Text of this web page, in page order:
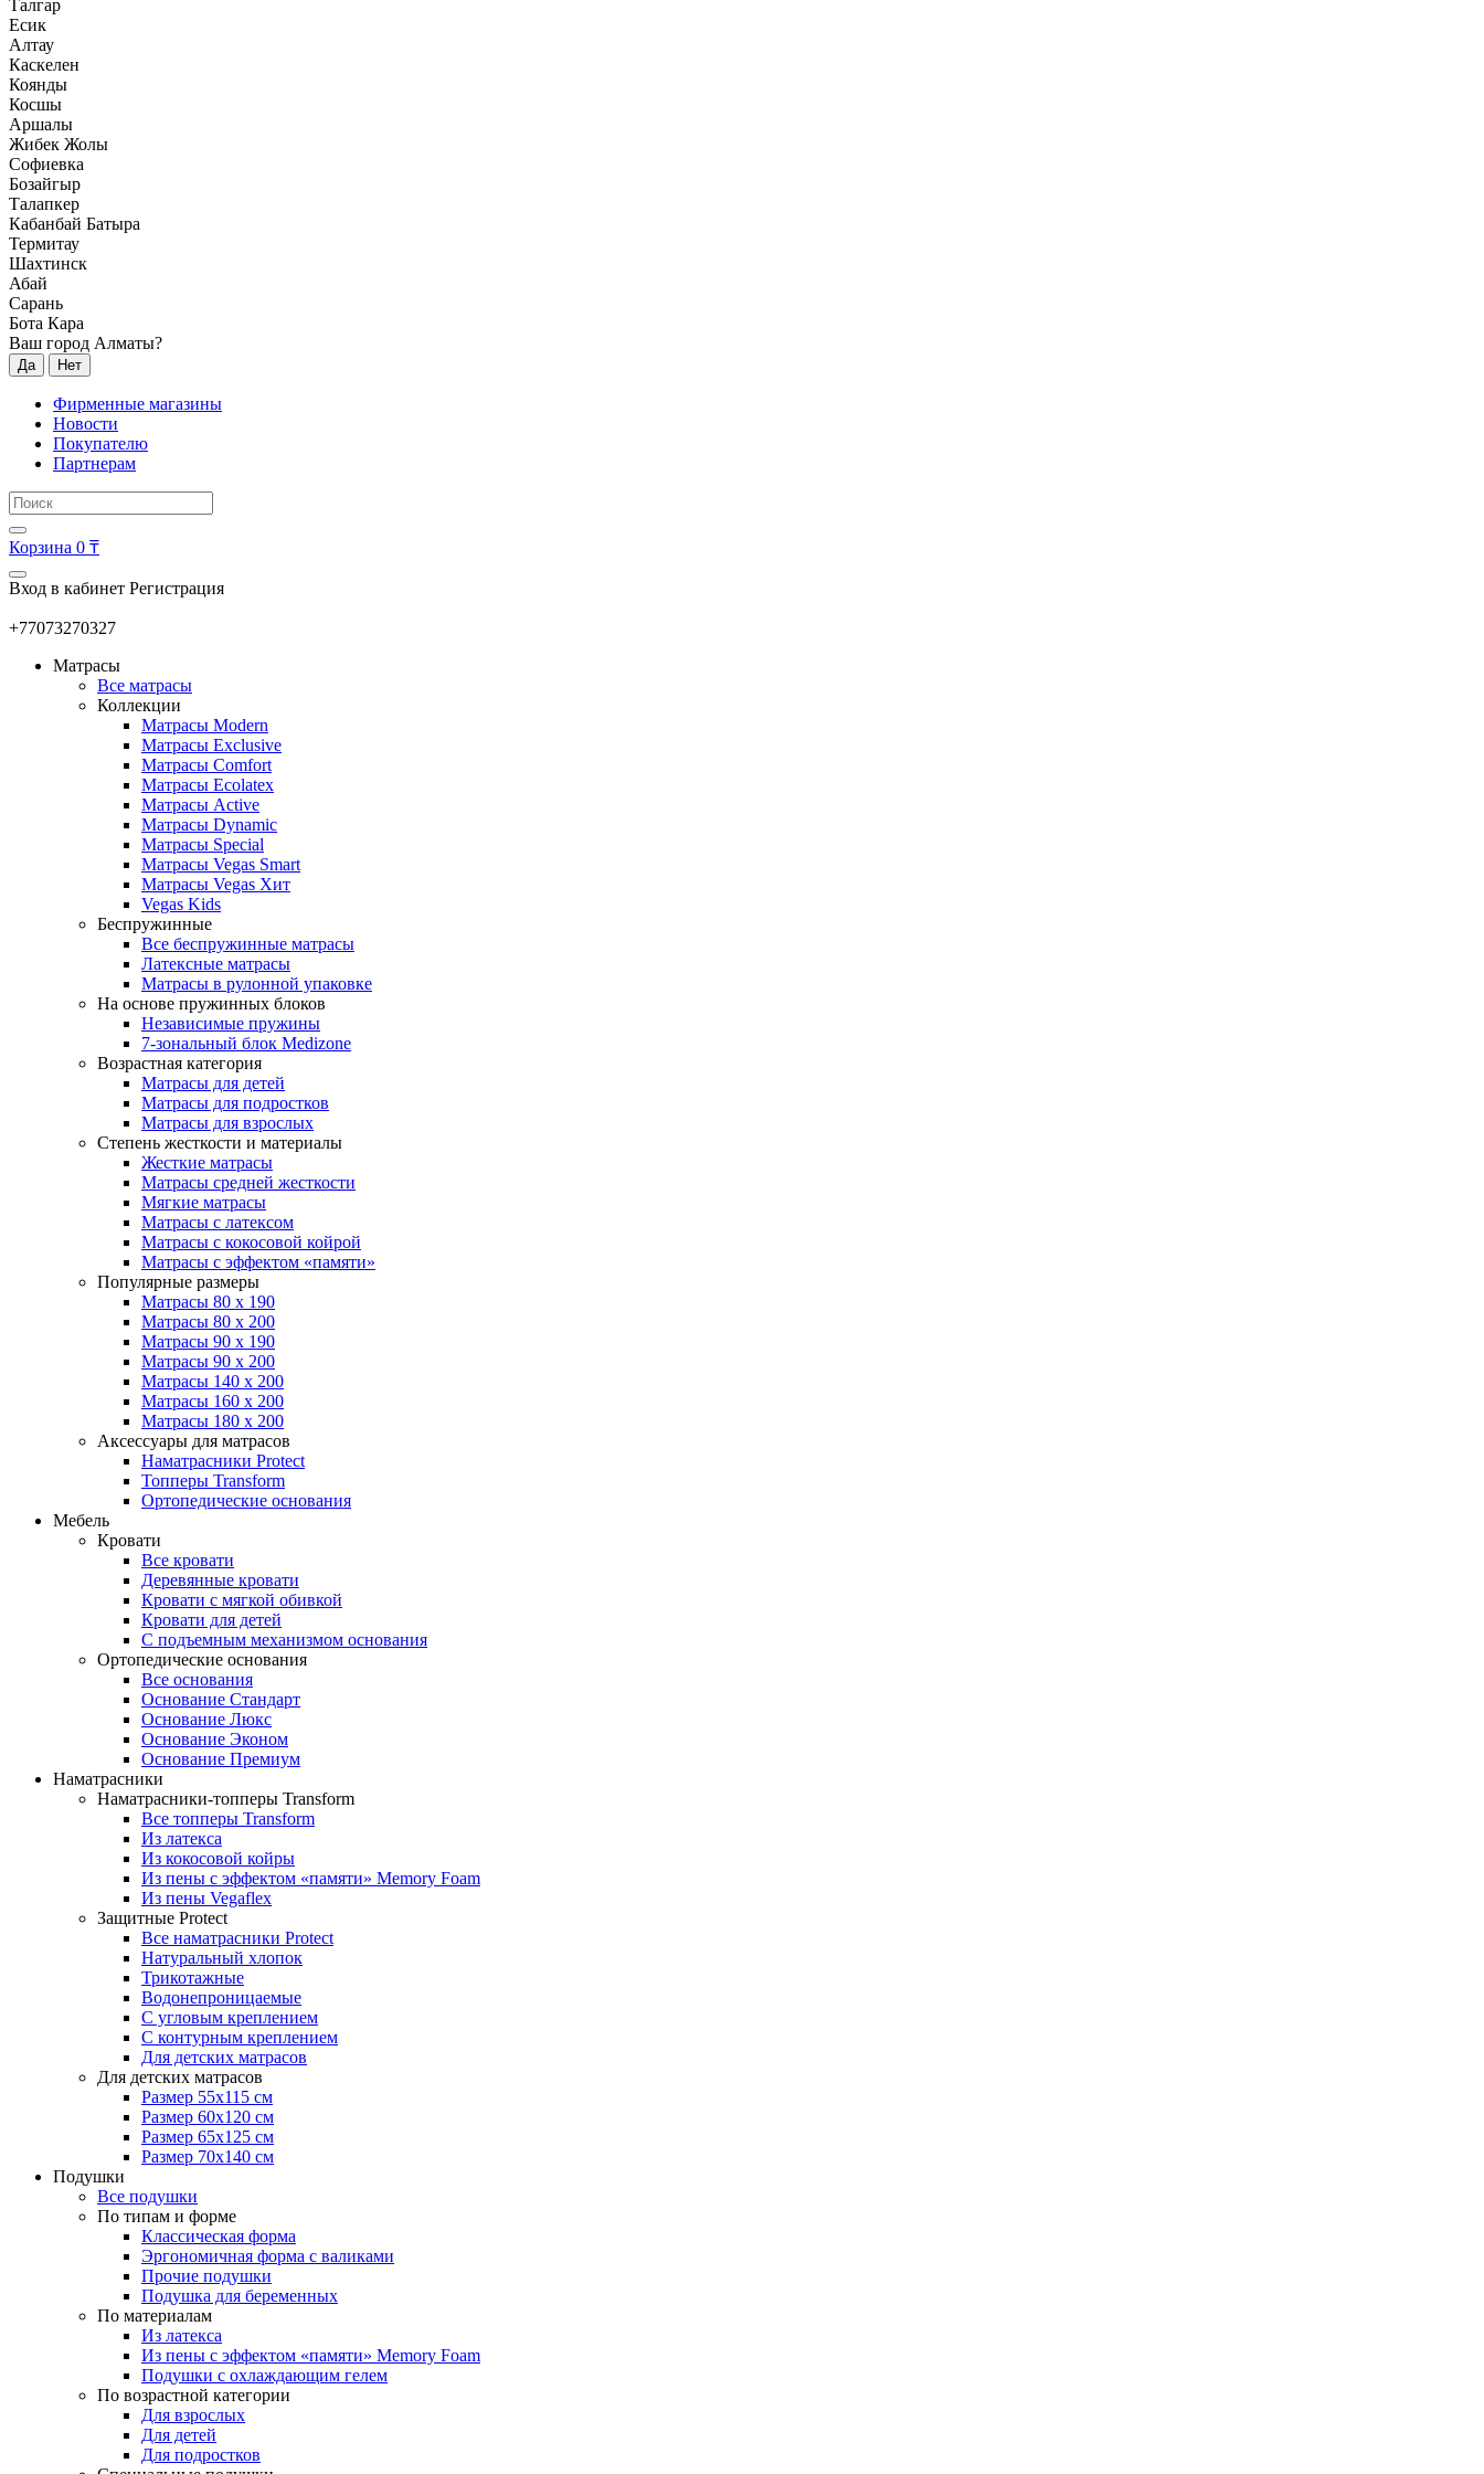
Талгар
Есик
Алтау
Каскелен
Коянды
Косшы
Аршалы
Жибек Жолы
Софиевка
Бозайгыр
Талапкер
Кабанбай Батыра
Термитау
Шахтинск
Абай
Сарань
Бота Кара
Ваш город Алматы?
Да Нет
Фирменные магазины
Новости
Покупателю
Партнерам
Корзина 0 ₸
Вход в кабинет Регистрация
+77073270327
Матрасы
Все матрасы
Коллекции
Матрасы Modern
Матрасы Exclusive
Матрасы Comfort
Матрасы Ecolatex
Матрасы Active
Матрасы Dynamic
Матрасы Special
Матрасы Vegas Smart
Матрасы Vegas Хит
Vegas Kids
Беспружинные
Все беспружинные матрасы
Латексные матрасы
Матрасы в рулонной упаковке
На основе пружинных блоков
Независимые пружины
7-зональный блок Medizone
Возрастная категория
Матрасы для детей
Матрасы для подростков
Матрасы для взрослых
Степень жесткости и материалы
Жесткие матрасы
Матрасы средней жесткости
Мягкие матрасы
Матрасы с латексом
Матрасы с кокосовой койрой
Матрасы с эффектом «памяти»
Популярные размеры
Матрасы 80 x 190
Матрасы 80 x 200
Матрасы 90 x 190
Матрасы 90 x 200
Матрасы 140 x 200
Матрасы 160 x 200
Матрасы 180 x 200
Аксессуары для матрасов
Наматрасники Protect
Топперы Transform
Ортопедические основания
Мебель
Кровати
Все кровати
Деревянные кровати
Кровати с мягкой обивкой
Кровати для детей
С подъемным механизмом основания
Ортопедические основания
Все основания
Основание Стандарт
Основание Люкс
Основание Эконом
Основание Премиум
Наматрасники
Наматрасники-топперы Transform
Все топперы Transform
Из латекса
Из кокосовой койры
Из пены с эффектом «памяти» Memory Foam
Из пены Vegaflex
Защитные Protect
Все наматрасники Protect
Натуральный хлопок
Трикотажные
Водонепроницаемые
С угловым креплением
С контурным креплением
Для детских матрасов
Для детских матрасов
Размер 55x115 см
Размер 60x120 см
Размер 65x125 см
Размер 70x140 см
Подушки
Все подушки
По типам и форме
Классическая форма
Эргономичная форма с валиками
Прочие подушки
Подушка для беременных
По материалам
Из латекса
Из пены с эффектом «памяти» Memory Foam
Подушки с охлаждающим гелем
По возрастной категории
Для взрослых
Для детей
Для подростков